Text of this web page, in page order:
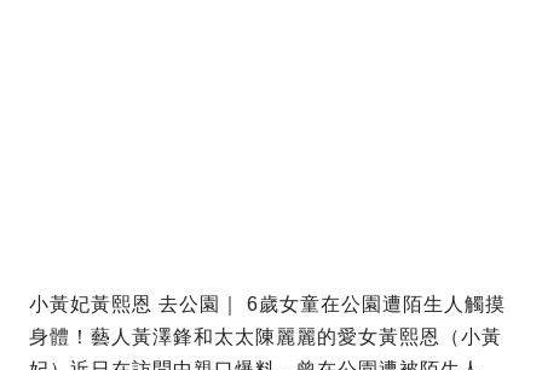
小黃妃黃熙恩 去公園｜ 6歲女童在公園遭陌生人觸摸
身體！藝人黃澤鋒和太太陳麗麗的愛女黃熙恩（小黃